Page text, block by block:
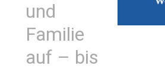
und
Familie
auf – bis